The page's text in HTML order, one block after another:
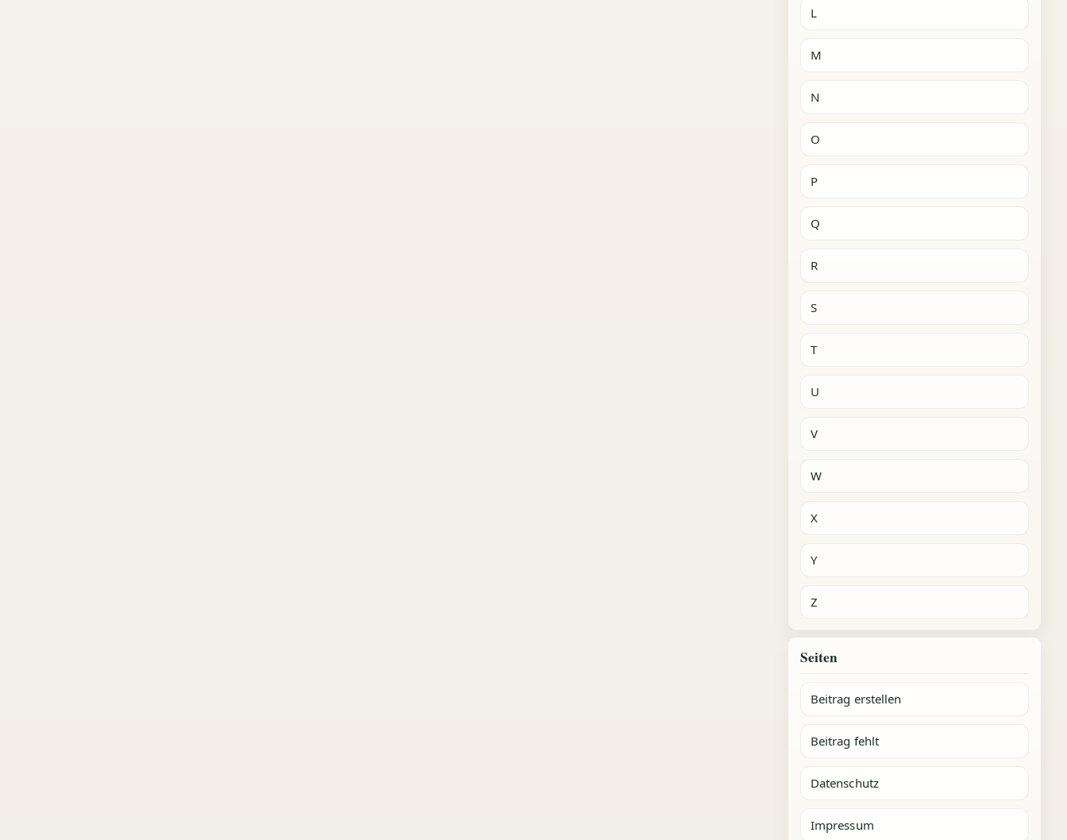
L
M
N
O
P
Q
R
S
T
U
V
W
X
Y
Z
Seiten
Beitrag erstellen
Beitrag fehlt
Datenschutz
Impressum